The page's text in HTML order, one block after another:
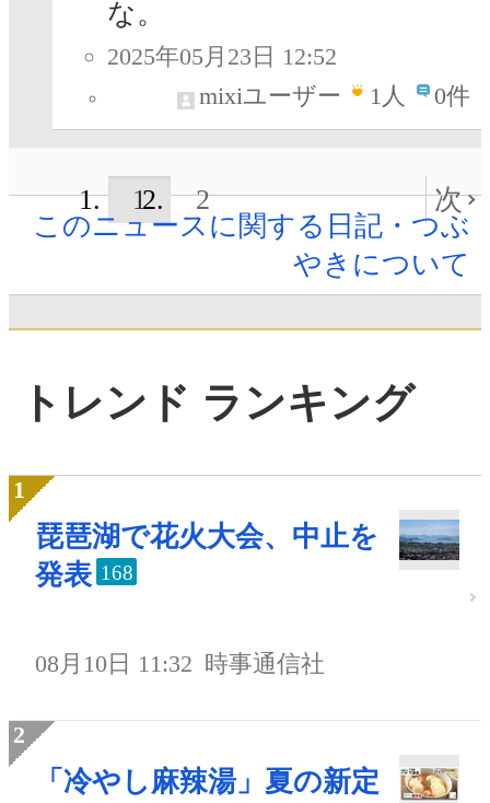
な。
2025年05月23日 12:52
mixiユーザー
1人 0件
1 2
次
このニュースに関する日記・つぶ
やきについて
トレンド ランキング
琵琶湖で花火大会、中止を
発表 168
08月10日 11:32 時事通信社
「冷やし麻辣湯」夏の新定